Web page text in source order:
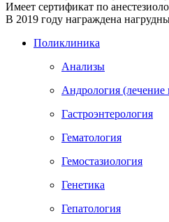
Имеет сертификат по
В 2019 году награждена
Поликлиника
Анализы
Андрология (лечение
Гастроэнтерология
Гематология
Гемостазиология
Генетика
Гепатология